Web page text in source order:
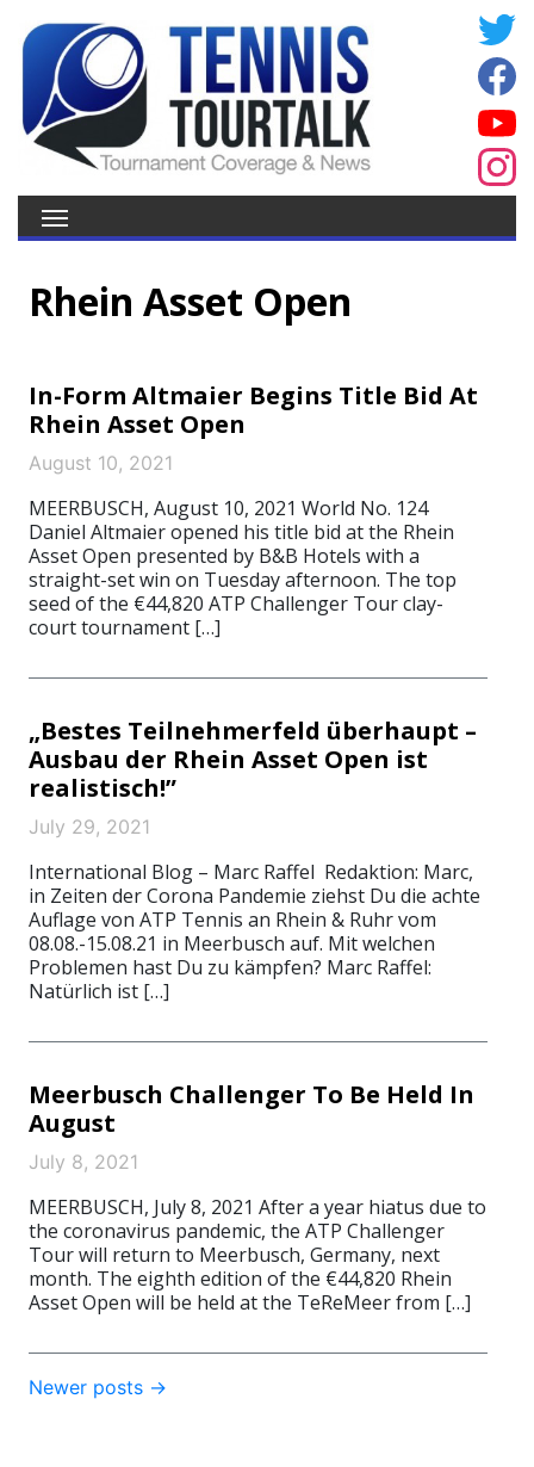
Rhein Asset Open
In-Form Altmaier Begins Title Bid At
Rhein Asset Open
August 10, 2021
MEERBUSCH, August 10, 2021 World No. 124
Daniel Altmaier opened his title bid at the Rhein
Asset Open presented by B&B Hotels with a
straight-set win on Tuesday afternoon. The top
seed of the €44,820 ATP Challenger Tour clay-
court tournament […]
„Bestes Teilnehmerfeld überhaupt –
Ausbau der Rhein Asset Open ist
realistisch!”
July 29, 2021
International Blog – Marc Raffel Redaktion: Marc,
in Zeiten der Corona Pandemie ziehst Du die achte
Auflage von ATP Tennis an Rhein & Ruhr vom
08.08.-15.08.21 in Meerbusch auf. Mit welchen
Problemen hast Du zu kämpfen? Marc Raffel:
Natürlich ist […]
Meerbusch Challenger To Be Held In
August
July 8, 2021
MEERBUSCH, July 8, 2021 After a year hiatus due to
the coronavirus pandemic, the ATP Challenger
Tour will return to Meerbusch, Germany, next
month. The eighth edition of the €44,820 Rhein
Asset Open will be held at the TeReMeer from […]
Post
Newer posts →